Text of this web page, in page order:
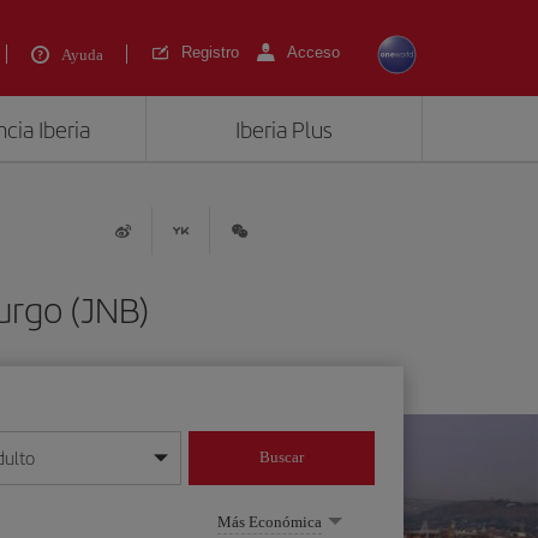
Ayuda Registro Acceso
Iberia Iberia Plus
(JNB)
mes/año
Buscar
Más Económica